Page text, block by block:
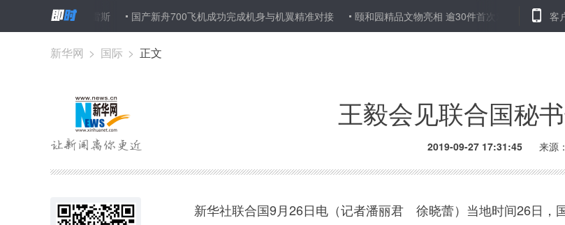
合国秘书长古特雷斯 国产新舟700飞机成功完成机身与机翼精准对接 颐和园精品文物亮相 逾30件首次对外展出 专
客
新华网 > 国际 > 正文
王毅会见联合国秘
2019-09-27 17:31:45 来源
新华社联合国9月26日电（记者潘丽君 徐晓蕾）当地时间26日，